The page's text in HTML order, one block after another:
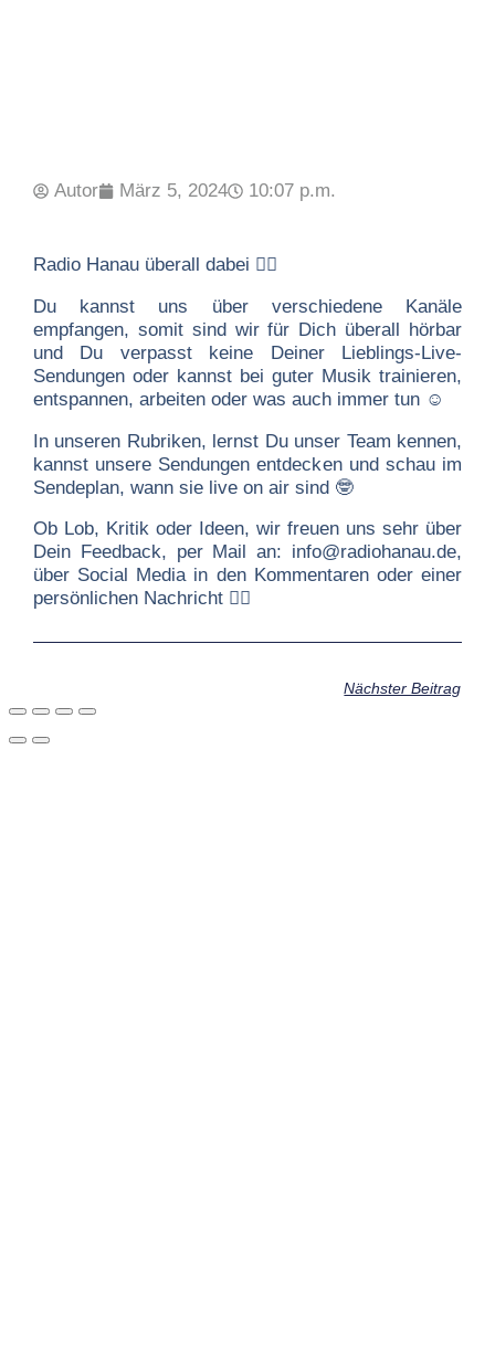
Autor März 5, 2024 10:07 p.m.
Radio Hanau überall dabei 👍🏻
Du kannst uns über verschiedene Kanäle
empfangen, somit sind wir für Dich überall hörbar
und Du verpasst keine Deiner Lieblings-Live-
Sendungen oder kannst bei guter Musik trainieren,
entspannen, arbeiten oder was auch immer tun ☺️
In unseren Rubriken, lernst Du unser Team kennen,
kannst unsere Sendungen entdecken und schau im
Sendeplan, wann sie live on air sind 🤓
Ob Lob, Kritik oder Ideen, wir freuen uns sehr über
Dein Feedback, per Mail an: info@radiohanau.de,
über Social Media in den Kommentaren oder einer
persönlichen Nachricht ✍🏻
Nächster Beitrag